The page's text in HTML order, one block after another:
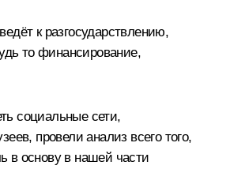
к разгосударствлению,
то финансирование,
социальные сети,
провели анализ всего того,
в основу в нашей части